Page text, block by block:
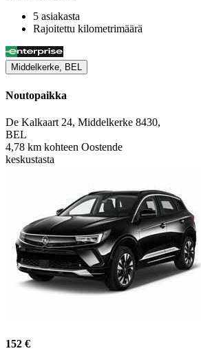
5 asiakasta
Rajoitettu kilometrimäärä
Middelkerke, BEL
Noutopaikka
De Kalkaart 24, Middelkerke 8430,
BEL
4,78 km kohteen Oostende
keskustasta
152 €